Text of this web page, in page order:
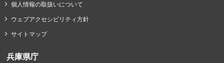
個人情報の取扱いについて
ウェブアクセシビリティ方針
サイトマップ
兵庫県庁